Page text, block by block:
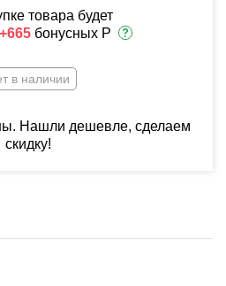
товара будет
+665 бонусных Р
в наличии
Нашли дешевле, сделаем
скидку!